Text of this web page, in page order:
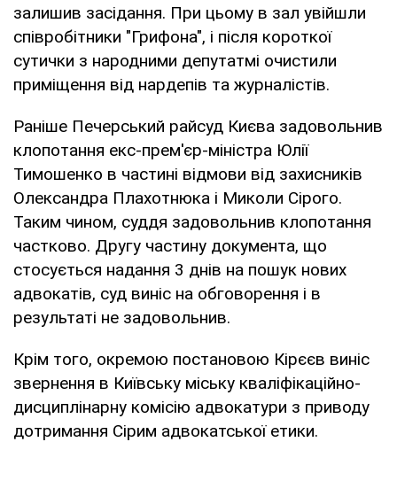
залишив засідання. При цьому в зал увійшли
співробітники "Грифона", і після короткої
сутички з народними депутатмі очистили
приміщення від нардепів та журналістів.
Раніше Печерський райсуд Києва задовольнив
клопотання екс-прем'єр-міністра Юлії
Тимошенко в частині відмови від захисників
Олександра Плахотнюка і Миколи Сірого.
Таким чином, суддя задовольнив клопотання
частково. Другу частину документа, що
стосується надання 3 днів на пошук нових
адвокатів, суд виніс на обговорення і в
результаті не задовольнив.
Крім того, окремою постановою Кірєєв виніс
звернення в Київську міську кваліфікаційно-
дисциплінарну комісію адвокатури з приводу
дотримання Сірим адвокатської етики.